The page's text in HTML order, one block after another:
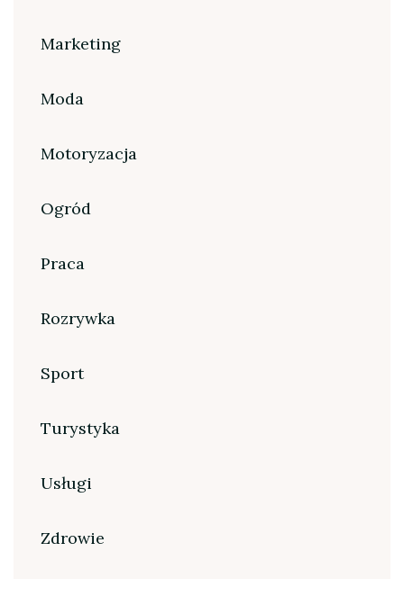
Marketing
Moda
Motoryzacja
Ogród
Praca
Rozrywka
Sport
Turystyka
Usługi
Zdrowie